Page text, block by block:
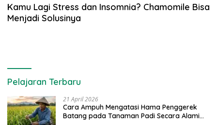
September 2023
Kamu Lagi Stress dan Insomnia? Chamomile Bisa
Menjadi Solusinya
Pelajaran Terbaru
21 April 2026
Cara Ampuh Mengatasi Hama Penggerek
Batang pada Tanaman Padi Secara Alami